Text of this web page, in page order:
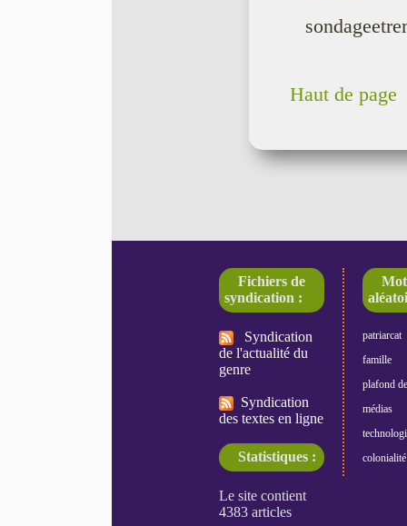
Haut de page
Fichiers de
syndication :
Syndication
de l'actualité du
genre
Syndication
des textes en ligne
Statistiques :
patriarcat
famille
plafond
médias
colonialité